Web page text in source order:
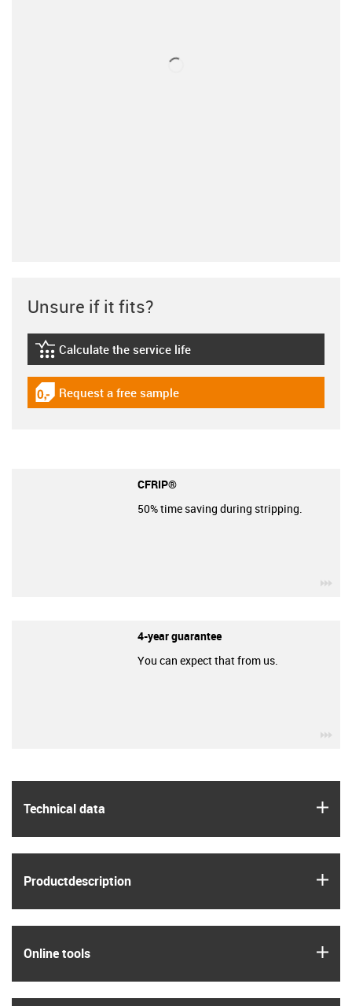
Technical data
Product­description
Online tools
Unsure if it fits?
igus-icon-lebensdauerrechner
Calculate the service life
igus-icon-gratismuster
Request a free sample
CFRIP®
50% time saving during stripping.
4-year guarantee
You can expect that from us.